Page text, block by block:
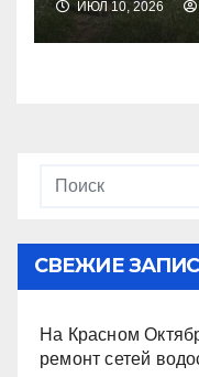
ИЮЛ 10, 2026
СВЕЖИЕ
На Красном
ремонт сетей